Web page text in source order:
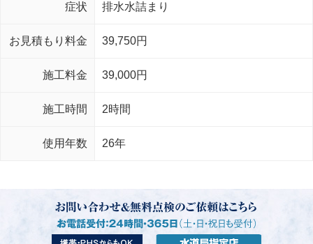
症状 排水水詰まり
お見積もり料金 39,750円
施工料金 39,000円
施工時間 2時間
使用年数 26年